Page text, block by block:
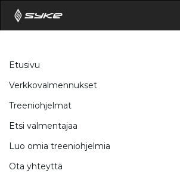
Etusivu
Verkkovalmennukset
Treeniohjelmat
Etsi valmentajaa
Luo omia treeniohjelmia
Ota yhteyttä